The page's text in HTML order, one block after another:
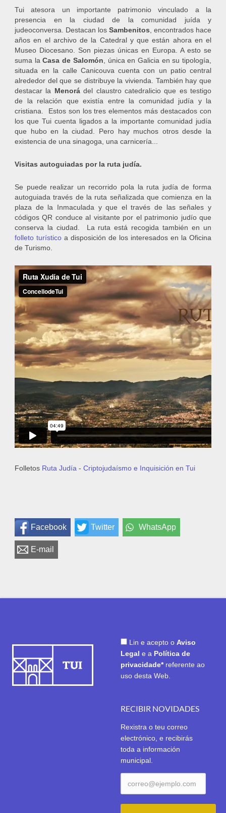
Tui atesora un importante patrimonio vinculado a la
presencia en la ciudad de la comunidad juída y
judeoconversa. Destacan los Sambenitos , encontrados hace
años en el archivo de la Catedral y que están ahora en el
Museo Diocesano. Son piezas únicas en Europa. A esto se
suma laCasa de Salomón , única en Galicia en su tipología,
situada en la calle Canicouva cuenta con un patio central
alrededor del que se distribuye la vivienda. También hay que
destacar la Menorádel claustro catedralicio que es testigo
de la relación que existía entre la comunidad judía y la
cristiana. Estos son los tres elementos más destacados con
los que Tui cuenta ligados a la importante comunidad judía
que hubo en la ciudad. Pero hay muchos otros desde la
existencia de una sinagoga, una carnicería...
Visitas autoguiadas por la ruta judía.
Se puede realizar un recorrido pola la ruta judía de forma
autoguiada través de la ruta señalizada que comienza en la
plaza de la Inmaculada y que el través de las señales y
códigos QR conduce al visitante por el patrimonio judío que
conserva la ciudad. La ruta está recogida también en un
folleto turístico a disposición de los interesados en la Oficina
de Turismo.
Folletos Ruta Judía - Criptojudaísmo e Inquisición en Tui
Facebook Twitter WhatsApp
E-mail
Lin e acepto o Aviso
Legal e a Política de
privacidade* referente ao
uso desta Web.
RECIBIR NOVIDADES
Rexistra o teu correo
electrónico, e recibirás
toda a información
municipal.